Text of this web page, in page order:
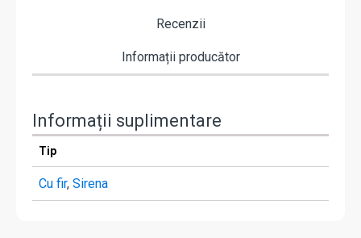
Recenzii
Informații producător
Informații suplimentare
Tip
Cu fir, Sirena